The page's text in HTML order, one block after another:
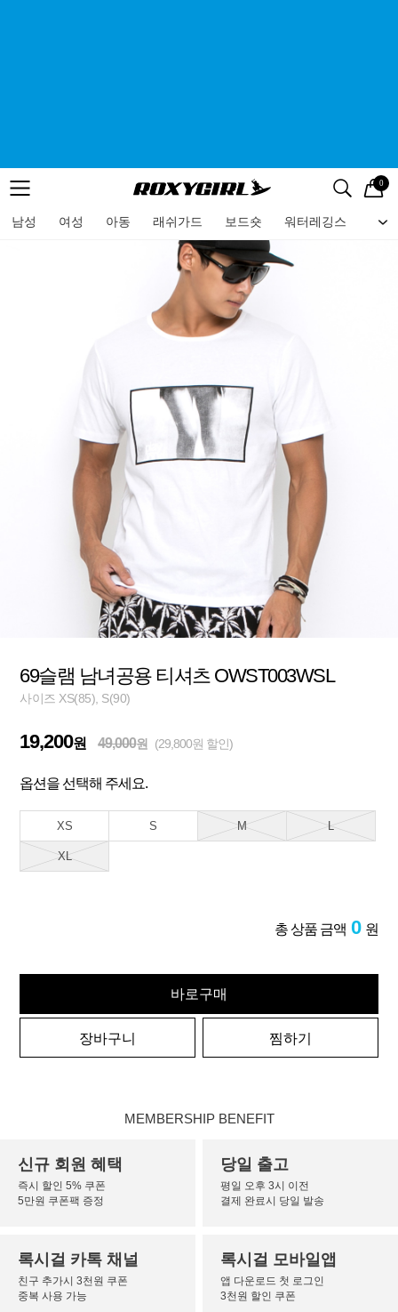
메뉴 검색
로고 0
남성 여성 아동 래쉬가드 보드숏 워터레깅스 비
메뉴
69슬램 남녀공용 티셔츠 OWST003WSL
사이즈 XS(85), S(90)
19,200원 49,000원 (29,800원 할인)
옵션을 선택해 주세요.
XS S M L
XL
총 상품 금액 0 원
바로구매
장바구니 찜하기
MEMBERSHIP BENEFIT
신규 회원 혜택
즉시 할인 5% 쿠폰
5만원 쿠폰팩 증정
당일 출고
평일 오후 3시 이전
결제 완료시 당일 발송
록시걸 카톡 채널
친구 추가시 3천원 쿠폰
중복 사용 가능
록시걸 모바일앱
앱 다운로드 첫 로그인
3천원 할인 쿠폰